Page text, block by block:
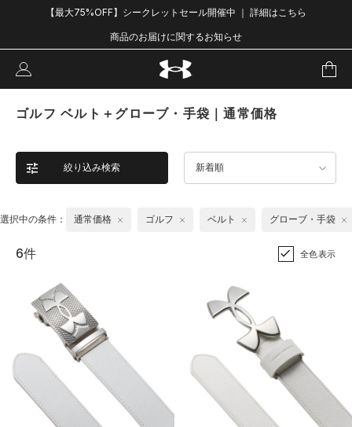
【最大75%OFF】シークレットセール開催中 ｜ 詳細はこちら
商品のお届けに関するお知らせ
ゴルフ ベルト＋グローブ・手袋｜通常価格
絞り込み検索 新着順
選択中の条件： 通常価格 ゴルフ ベルト グローブ・手袋
6件 全色表示